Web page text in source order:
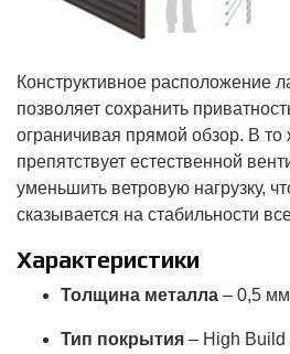
Конструктивное расположение
позволяет сохранить
ограничивая прямой обзор. В
препятствует естественной
уменьшить ветровую нагрузку,
сказывается на стабильности
Характеристики
Толщина металла – 0,5 мм
Тип покрытия – High Build